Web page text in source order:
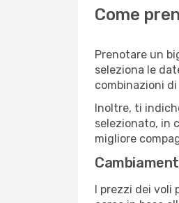
Come
Prenotare un
seleziona le
combinazioni di
Inoltre, ti
selezionato, in
migliore
I prezzi dei voli